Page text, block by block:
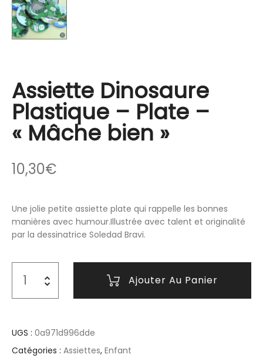
Assiette Dinosaure
Plastique – Plate –
« Mâche bien »
10,30€
Une jolie petite assiette plate qui rappelle les bonnes
manières avec humour.Illustrée avec talent et originalité
par la dessinatrice Soledad Bravi.
Ajouter Au Panier
UGS : 0a971d996dde
Catégories : Assiettes, Enfant